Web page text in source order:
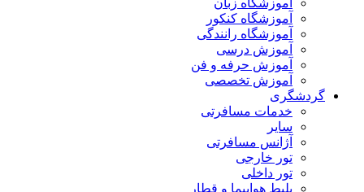
آموزشگاه زبان
آموزشگاه کنکور
آموزشگاه رانندگی
آموزش درسی
آموزش حرفه و فن
آموزش تخصصی
گردشگری
خدمات مسافرتی
سایر
آژانس مسافرتی
تور خارجی
تور داخلی
بلیط هواپیما و قطار